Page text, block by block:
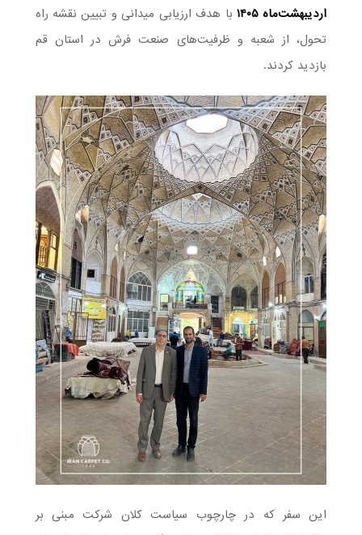
اردیبهشت‌ماه ۱۴۰۵
با هدف ارزیابی میدانی و تبیین نقشه راه
تحول، از شعبه و ظرفیت‌های صنعت فرش در استان قم
بازدید کردند.
این سفر که در چارچوب سیاست کلان شرکت مبنی بر